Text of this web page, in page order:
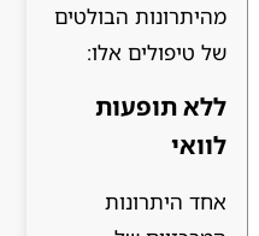
מהיתרונות הבולטים
של טיפולים אלו:
ללא תופעות
לוואי
אחד היתרונות